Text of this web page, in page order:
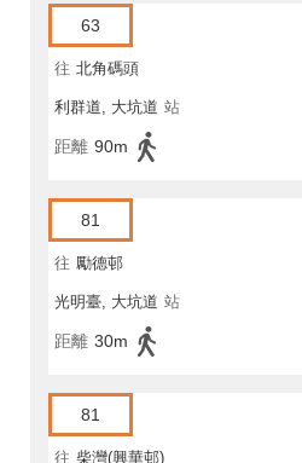
63
往 北角碼頭
利群道, 大坑道 站
距離 90m
81
往 勵德邨
光明臺, 大坑道 站
距離 30m
81
往 柴灣(興華邨)